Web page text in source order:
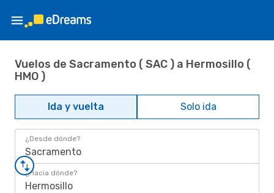
Vuelos de Sacramento ( SAC ) a Hermosillo (
HMO )
Ida y vuelta Solo ida
¿Desde dónde?
Sacramento
¿Hacia dónde?
Hermosillo